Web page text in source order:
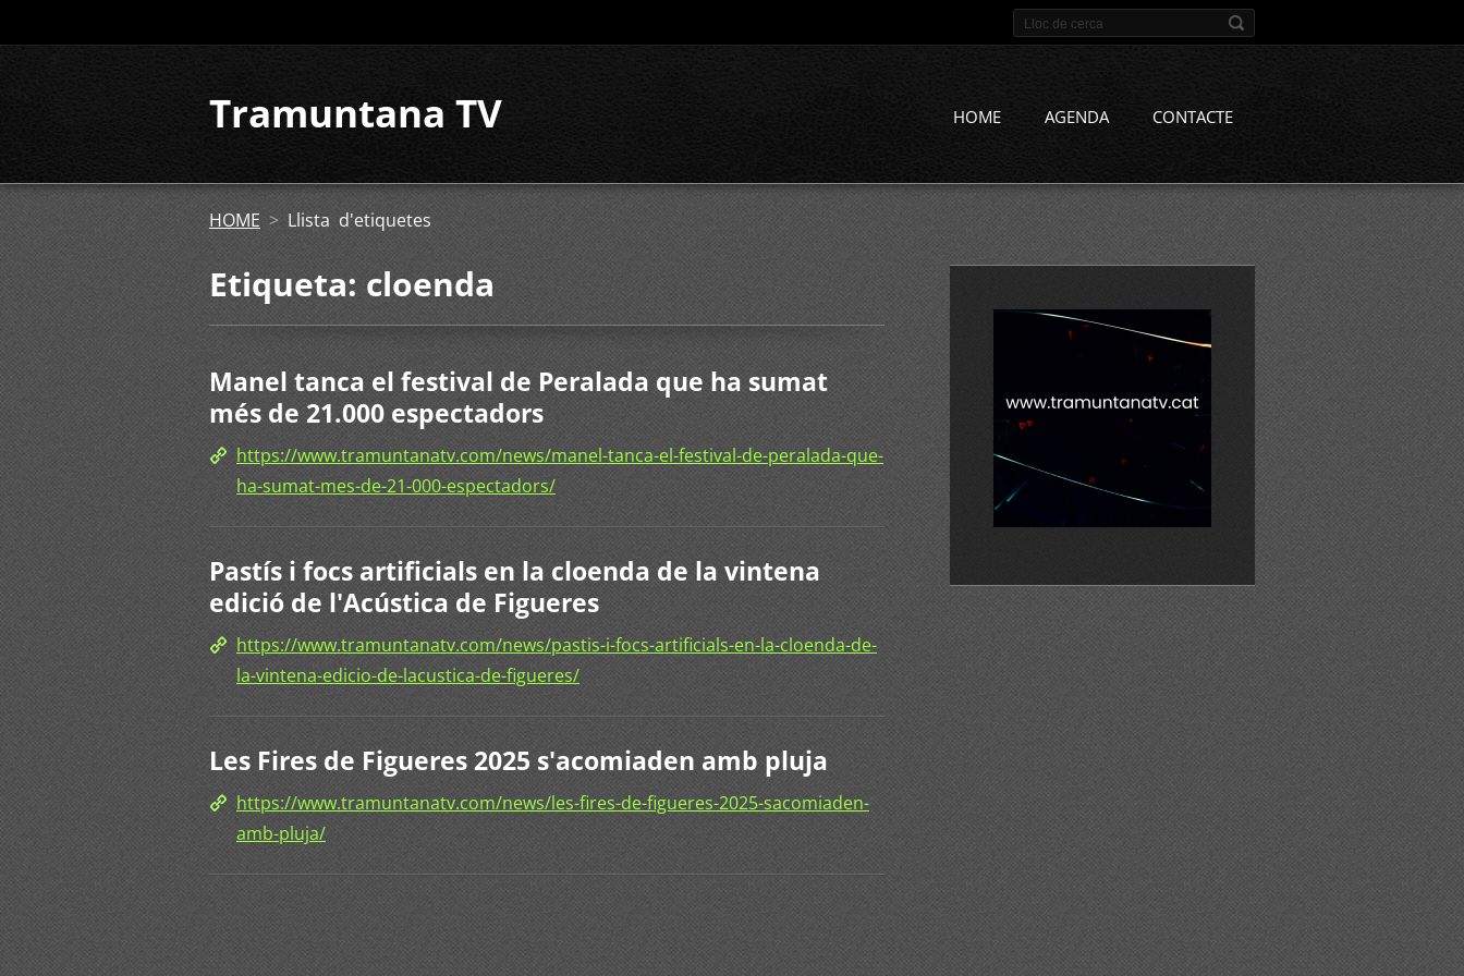
Tramuntana TV HOME AGENDA CONTACTE
HOME > Llista d'etiquetes
Etiqueta: cloenda
Manel tanca el festival de Peralada que ha sumat
més de 21.000 espectadors
https://www.tramuntanatv.com/news/manel-tanca-el-festival-de-peralada-que-
ha-sumat-mes-de-21-000-espectadors/
Pastís i focs artificials en la cloenda de la vintena
edició de l'Acústica de Figueres
https://www.tramuntanatv.com/news/pastis-i-focs-artificials-en-la-cloenda-de-
la-vintena-edicio-de-lacustica-de-figueres/
Les Fires de Figueres 2025 s'acomiaden amb pluja
https://www.tramuntanatv.com/news/les-fires-de-figueres-2025-sacomiaden-
amb-pluja/